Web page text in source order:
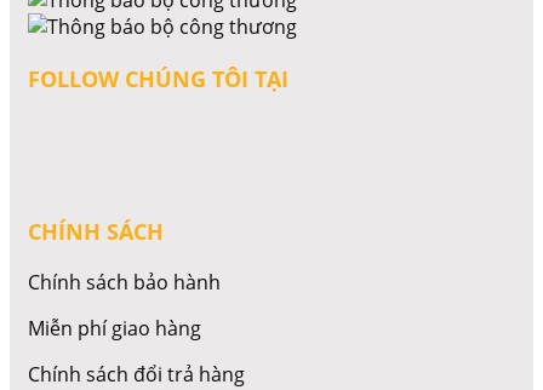
FOLLOW CHÚNG TÔI TẠI
CHÍNH SÁCH
Chính sách bảo hành
Miễn phí giao hàng
Chính sách đổi trả hàng